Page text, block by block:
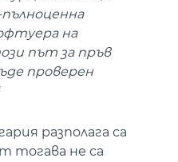
на
път за пръв
проверен
разполага са
тогава не са